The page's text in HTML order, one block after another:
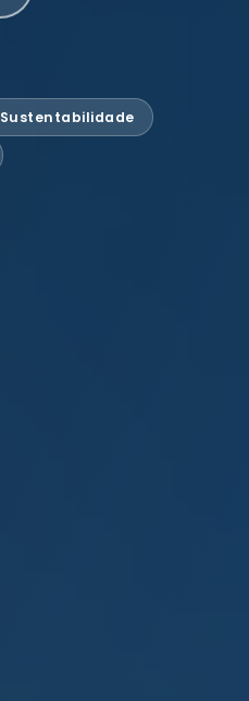
Sustentabilidade